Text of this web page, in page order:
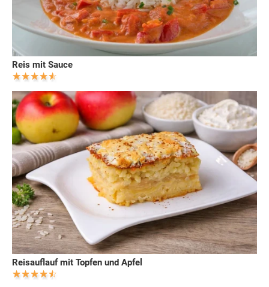
Reis mit Sauce
Reisauflauf mit Topfen und Apfel